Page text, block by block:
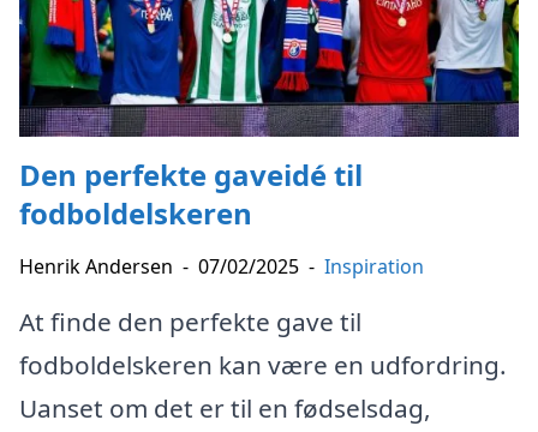
Den perfekte gaveidé til
fodboldelskeren
Henrik Andersen - 07/02/2025 - Inspiration
At finde den perfekte gave til
fodboldelskeren kan være en udfordring.
Uanset om det er til en fødselsdag,